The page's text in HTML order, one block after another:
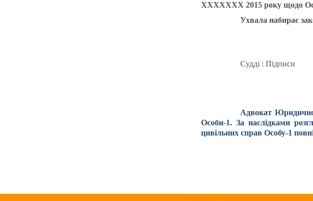
ХХХХХХХ 2015 року щодо
Ухвала набирає
Судді : Підписи
Адвокат
Особи-1. За наслідками
цивільних справ Особу-1